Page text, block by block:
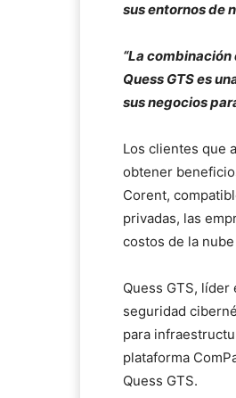
sus entornos de
“La
Quess GTS es
sus negocios
Los clientes que
obtener
Corent,
privadas, las
costos de la
Quess GTS,
seguridad
para
plataforma
Quess GTS.